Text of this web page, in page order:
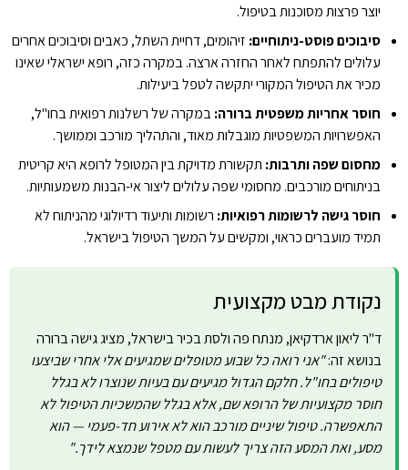
יוצר פרצות מסוכנות בטיפול.
סיבוכים פוסט-ניתוחיים: זיהומים, דחיית השתל, כאבים וסיבוכים אחרים
עלולים להתפתח לאחר החזרה ארצה. במקרה כזה, רופא ישראלי שאינו
מכיר את הטיפול המקורי יתקשה לטפל ביעילות.
חוסר אחריות משפטית ברורה:במקרה של רשלנות רפואית בחו"ל,
האפשרויות המשפטיות מוגבלות מאוד, והתהליך מורכב וממושך.
מחסום שפה ותרבות: תקשורת מדויקת בין המטופל לרופא היא קריטית
בניתוחים מורכבים. מחסומי שפה עלולים ליצור אי-הבנות משמעותיות.
חוסר גישה לרשומות רפואיות: רשומות ותיעוד רדיולוגי מהניתוח לא
תמיד מועברים כראוי, ומקשים על המשך הטיפול בישראל.
נקודת מבט מקצועית
ד"ר ליאון ארדקיאן, מנתח פה ולסת בכיר בישראל, מציג גישה ברורה
בנושא זה:"אני רואה כל שבוע מטופלים שמגיעים אלי אחרי שביצעו
טיפולים בחו"ל. חלקם הגדול מגיעים עם בעיות שנוצרו לא בגלל
חוסר מקצועיות של הרופא שם, אלא בגלל שהמשכיות הטיפול לא
התאפשרה. טיפול שיניים מורכב הוא לא אירוע חד-פעמי — הוא
מסע, ואת המסע הזה צריך לעשות עם מטפל שנמצא לידך."